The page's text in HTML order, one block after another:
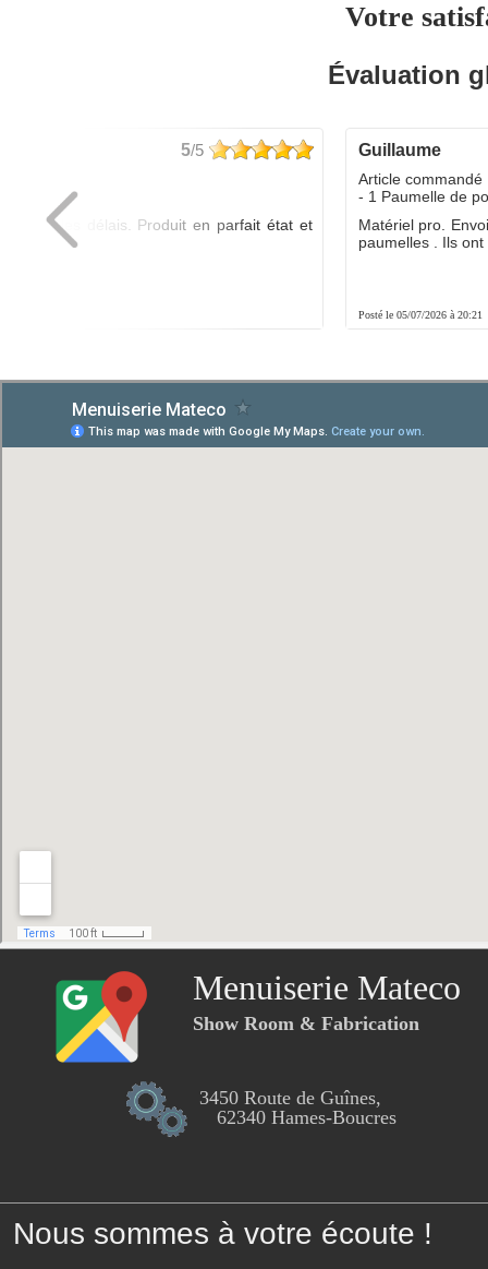
Votre
Évaluation
5/5
dans les délais. Produit en parfait état et
guillaume
Posté le 05/07/2026 à 20:21
Article commandé
- 1 Paumelle de
Matériel pro.
paumelles . Ils ont
Menuiserie Mateco
Show Room & Fabrication
3450 Route de Guînes,
62340 Hames-Boucres
Nous sommes à votre écoute !